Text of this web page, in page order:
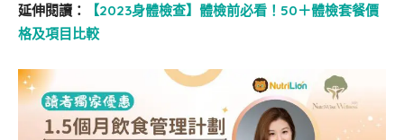
延伸閱讀：
【2023身體檢查】體檢前必看！50＋體檢套餐價
格及項目比較